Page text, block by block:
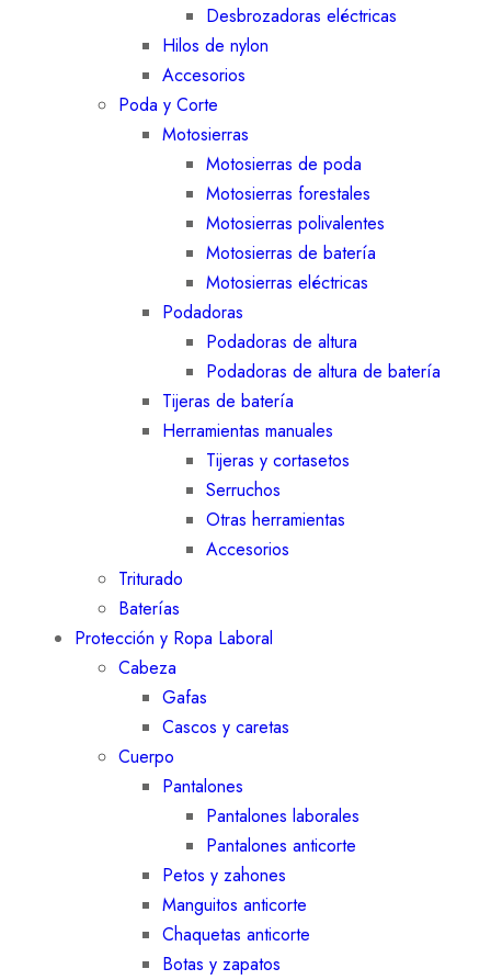
Desbrozadoras eléctricas
Hilos de nylon
Accesorios
Poda y Corte
Motosierras
Motosierras de poda
Motosierras forestales
Motosierras polivalentes
Motosierras de batería
Motosierras eléctricas
Podadoras
Podadoras de altura
Podadoras de altura de batería
Tijeras de batería
Herramientas manuales
Tijeras y cortasetos
Serruchos
Otras herramientas
Accesorios
Triturado
Baterías
Protección y Ropa Laboral
Cabeza
Gafas
Cascos y caretas
Cuerpo
Pantalones
Pantalones laborales
Pantalones anticorte
Petos y zahones
Manguitos anticorte
Chaquetas anticorte
Botas y zapatos